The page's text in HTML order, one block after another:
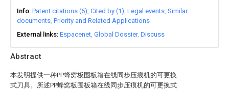
Abstract
本发明提供一种PP蜂窝板围板箱在线同步压痕机的可更换
式刀具。所述PP蜂窝板围板箱在线同步压痕机的可更换式
Info Patent citations (6) Cited by (1) Legal events Similar
documents Priority and Related Applications
External links Espacenet Global Dossier Discuss